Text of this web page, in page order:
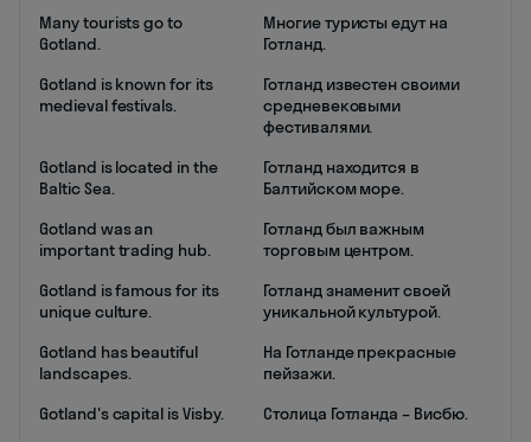
Many tourists go to
Gotland.
Многие туристы едут на
Готланд.
Gotland is known for its
medieval festivals.
Готланд известен своими
средневековыми
фестивалями.
Gotland is located in the
Baltic Sea.
Готланд находится в
Балтийском море.
Gotland was an
important trading hub.
Готланд был важным
торговым центром.
Gotland is famous for its
unique culture.
Готланд знаменит своей
уникальной культурой.
Gotland has beautiful
landscapes.
На Готланде прекрасные
пейзажи.
Gotland's capital is Visby.
Столица Готланда – Висбю.